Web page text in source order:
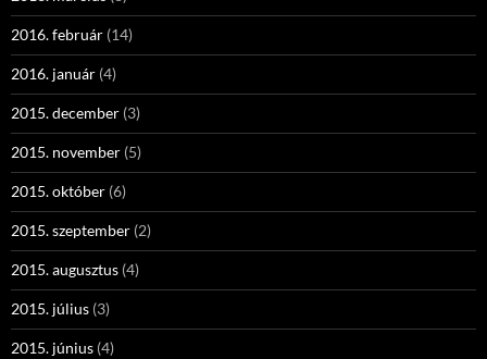
2016. február (14)
2016. január (4)
2015. december (3)
2015. november (5)
2015. október (6)
2015. szeptember (2)
2015. augusztus (4)
2015. július (3)
2015. június (4)